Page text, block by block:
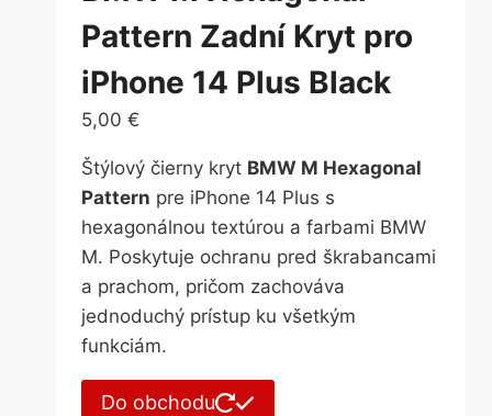
Pattern Zadní Kryt pro
iPhone 14 Plus Black
5,00 €
Štýlový čierny kryt BMW M Hexagonal
Pattern pre iPhone 14 Plus s
hexagonálnou textúrou a farbami BMW
M. Poskytuje ochranu pred škrabancami
a prachom, pričom zachováva
jednoduchý prístup ku všetkým
funkciám.
Do obchodu